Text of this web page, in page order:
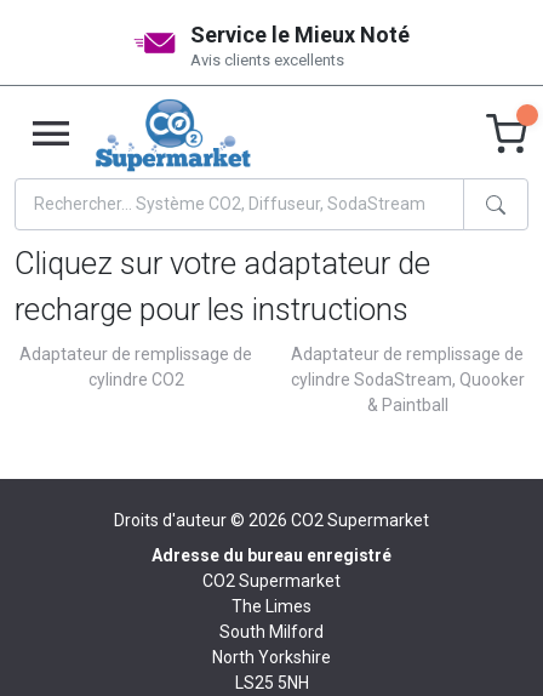
Service le Mieux Noté
Avis clients excellents
Cliquez sur votre adaptateur de
recharge pour les instructions
Adaptateur de remplissage de
cylindre CO2
Adaptateur de remplissage de
cylindre SodaStream, Quooker
& Paintball
Droits d'auteur © 2026 CO2 Supermarket
Adresse du bureau enregistré
CO2 Supermarket
The Limes
South Milford
North Yorkshire
LS25 5NH